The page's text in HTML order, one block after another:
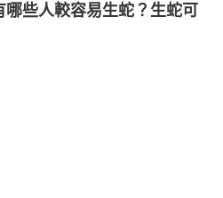
些人較容易生蛇？生蛇可